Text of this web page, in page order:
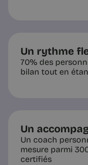
Un rythme
70% des
bilan tout en
Un
Un coach
mesure parmi
certifiés